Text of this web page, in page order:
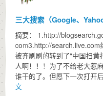
三大搜索（Google、
摘要： 1.http://
com3.http://search.live.com
被齐刷刷的转到了“中国扫黄
人啊！！！为了不给老大惹
谁干的了。但愿下一次打开
文